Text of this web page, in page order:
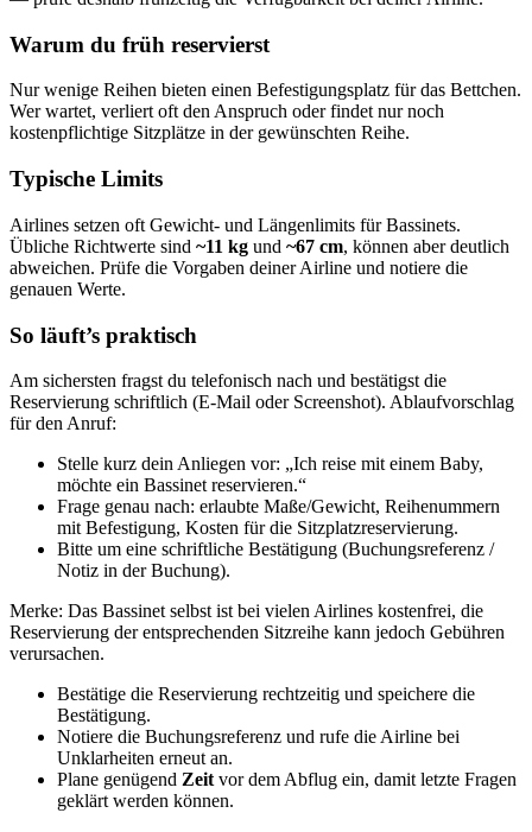
Warum du früh reservierst
Nur wenige Reihen bieten einen Befestigungsplatz für das Bettchen.
Wer wartet, verliert oft den Anspruch oder findet nur noch
kostenpflichtige Sitzplätze in der gewünschten Reihe.
Typische Limits
Airlines setzen oft Gewicht‑ und Längenlimits für Bassinets.
Übliche Richtwerte sind ~11 kg und ~67 cm, können aber deutlich
abweichen. Prüfe die Vorgaben deiner Airline und notiere die
genauen Werte.
So läuft’s praktisch
Am sichersten fragst du telefonisch nach und bestätigst die
Reservierung schriftlich (E‑Mail oder Screenshot). Ablaufvorschlag
für den Anruf:
Stelle kurz dein Anliegen vor: „Ich reise mit einem Baby,
möchte ein Bassinet reservieren.“
Frage genau nach: erlaubte Maße/Gewicht, Reihenummern
mit Befestigung, Kosten für die Sitzplatzreservierung.
Bitte um eine schriftliche Bestätigung (Buchungsreferenz /
Notiz in der Buchung).
Merke: Das Bassinet selbst ist bei vielen Airlines kostenfrei, die
Reservierung der entsprechenden Sitzreihe kann jedoch Gebühren
verursachen.
Bestätige die Reservierung rechtzeitig und speichere die
Bestätigung.
Notiere die Buchungsreferenz und rufe die Airline bei
Unklarheiten erneut an.
Plane genügend Zeit vor dem Abflug ein, damit letzte Fragen
geklärt werden können.